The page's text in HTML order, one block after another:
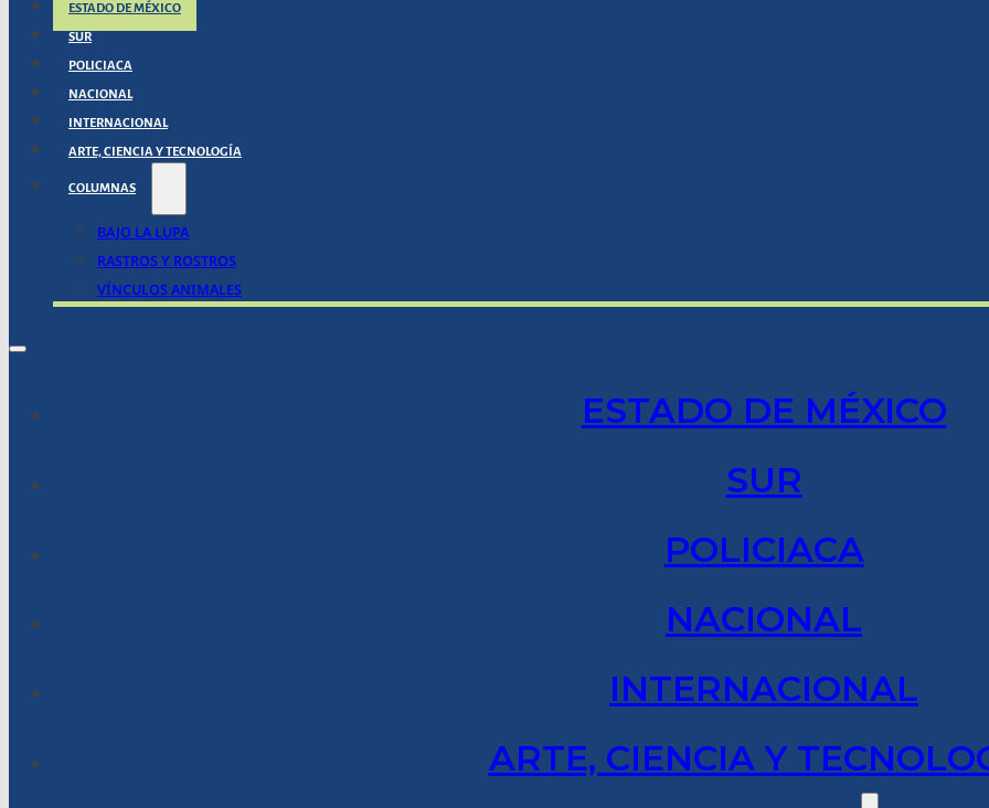
ESTADO DE MÉXICO
SUR
POLICIACA
NACIONAL
INTERNACIONAL
ARTE, CIENCIA Y TECNOLOGÍA
COLUMNAS
BAJO LA LUPA
RASTROS Y ROSTROS
VÍNCULOS ANIMALES
ESTADO DE MÉXICO
SUR
POLICIACA
NACIONAL
INTERNACIONAL
ARTE, CIENCIA Y